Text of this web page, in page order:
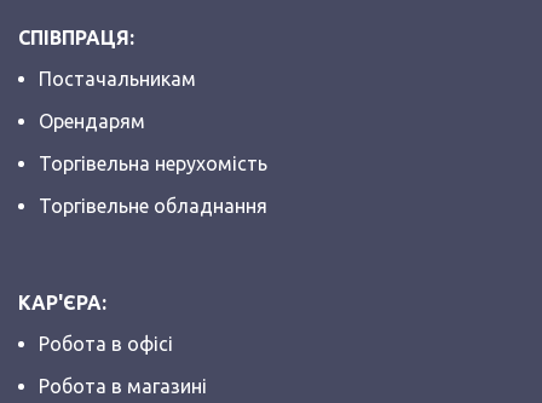
СПІВПРАЦЯ:
Постачальникам
Орендарям
Торгівельна нерухомість
Торгівельне обладнання
КАР'ЄРА:
Робота в офісі
Робота в магазині